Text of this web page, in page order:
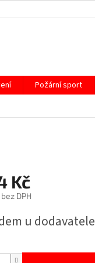
Požární sport
Kč
DPH
u dodavatele